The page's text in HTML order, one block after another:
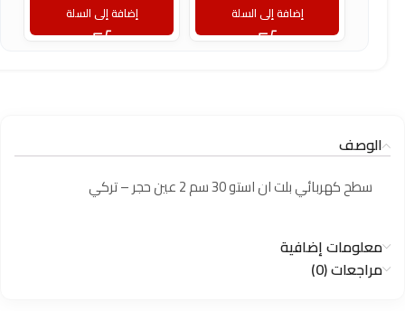
إضافة إلى السلة إضافة إلى السلة
الوصف
سطح كهربائي بلت ان استو 30 سم 2 عين حجر – تركي
معلومات إضافية
مراجعات (0)